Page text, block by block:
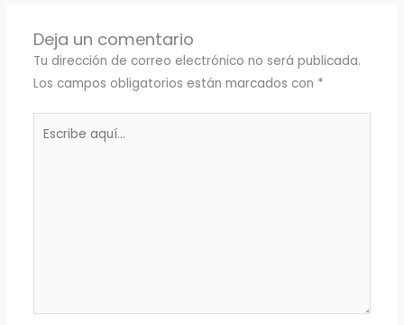
Deja un comentario
Tu dirección de correo electrónico no será publicada.
Los campos obligatorios están marcados con *